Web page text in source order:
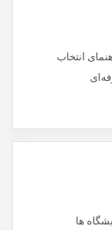
انتخاب
ها